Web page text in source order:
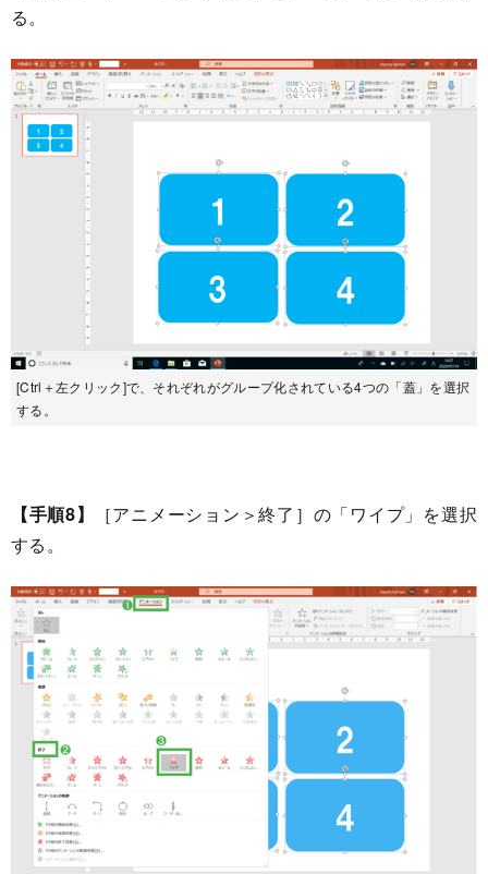
る。
[Ctrl＋左クリック]で、それぞれがグループ化されている4つの「蓋」を選択
する。
【手順8】
［アニメーション＞終了］の「ワイプ」を選択
する。